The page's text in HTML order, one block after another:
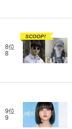
8位
8
SCOOP!
9位
9